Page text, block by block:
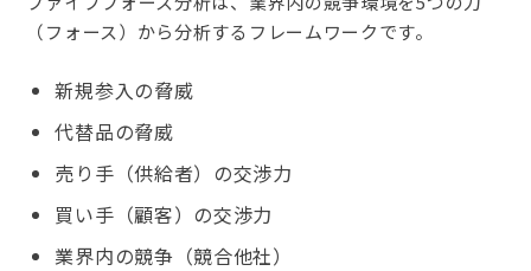
（フォース）から分析するフレームワークです。
新規参入の脅威
代替品の脅威
売り手（供給者）の交渉力
買い手（顧客）の交渉力
業界内の競争（競合他社）